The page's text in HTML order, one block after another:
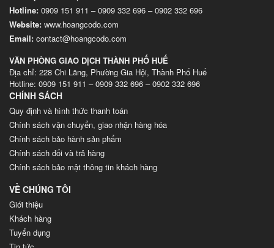
Hotline: 0909 151 911 –0909 332 696 –0902 332 696
Website: www.hoangcodo.com
Email: contact@hoangcodo.com
VĂN PHÒNG GIAO DỊCH THÀNH PHỐ HUẾ
Địa chỉ: 228 Chi Lăng, Phường Gia Hội, Thành Phố Huế
Hotline: 0909 151 911 – 0909 332 696 – 0902 332 696
CHÍNH SÁCH
Quy định và hình thức thanh toán
Chính sách vận chuyển, giao nhận hàng hóa
Chính sách bảo hành sản phẩm
Chính sách đổi và trả hàng
Chính sách bảo mật thông tin khách hàng
VỀ CHÚNG TÔI
Giới thiệu
Khách hàng
Tuyển dụng